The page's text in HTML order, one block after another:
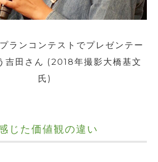
ランコンテストでプレゼンテー
吉田さん (2018年撮影大橋基文
氏)
じた価値観の違い